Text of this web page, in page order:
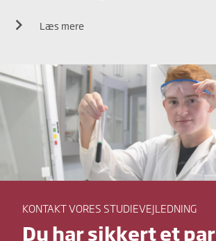
Læs mere
KONTAKT VORES STUDIEVEJLEDNING
Du har sikkert et par